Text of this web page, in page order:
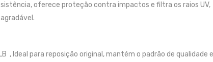
oferece proteção contra impactos e filtra os raios UV,
, Ideal para reposição original, mantém o padrão de qualidade